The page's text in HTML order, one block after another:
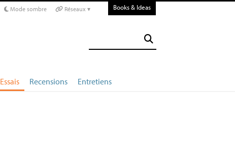
Mode sombre Réseaux ▾ Books & Ideas
Essais Recensions Entretiens